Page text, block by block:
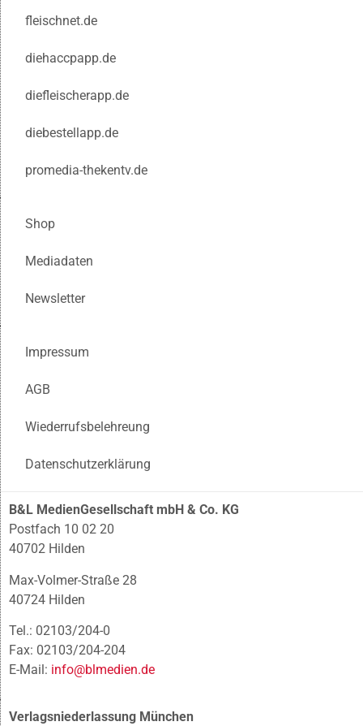
fleischnet.de
diehaccpapp.de
diefleischerapp.de
diebestellapp.de
promedia-thekentv.de
Shop
Mediadaten
Newsletter
Impressum
AGB
Wiederrufsbelehreung
Datenschutzerklärung
B&L MedienGesellschaft mbH & Co. KG
Postfach 10 02 20
40702 Hilden
Max-Volmer-Straße 28
40724 Hilden
Tel.: 02103/204-0
Fax: 02103/204-204
E-Mail: info@blmedien.de
Verlagsniederlassung München